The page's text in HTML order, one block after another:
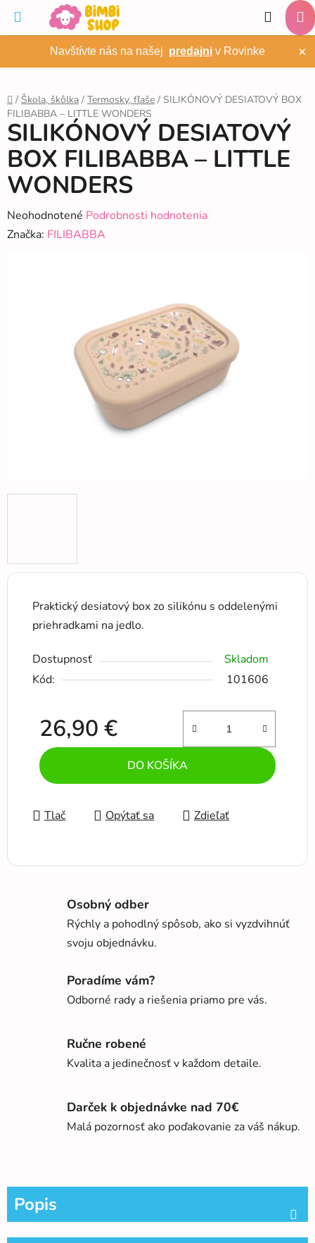
obsah
Navštívte nás na našej predajni v Rovinke ×
Hľadať
Domov
/ Škola, škôlka / Termosky, fľaše / SILIKÓNOVÝ DESIATOVÝ BOX
FILIBABBA – LITTLE WONDERS
Praktický desiatový box zo silikónu s oddelenými
priehradkami na jedlo.
Dostupnosť
Skladom
Kód:
101606
26,90 €
Jednotková cena:
DO KOŠÍKA
Tlač Opýtať sa Zdieľať
SILIKÓNOVÝ DESIATOVÝ
BOX FILIBABBA – LITTLE
WONDERS
Priemerné
hodnotenie
Neohodnotené Podrobnosti hodnotenia
Značka: FILIBABBA
Osobný odber
Rýchly a pohodlný spôsob, ako si vyzdvihnúť
svoju objednávku.
Poradíme vám?
Odborné rady a riešenia priamo pre vás.
Ručne robené
Kvalita a jedinečnosť v každom detaile.
Darček k objednávke nad 70€
Malá pozornosť ako poďakovanie za váš nákup.
Popis